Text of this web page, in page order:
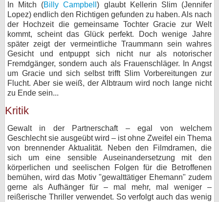
In Mitch (Billy Campbell) glaubt Kellerin Slim (Jennifer
Lopez) endlich den Richtigen gefunden zu haben. Als nach
der Hochzeit die gemeinsame Tochter Gracie zur Welt
kommt, scheint das Glück perfekt. Doch wenige Jahre
später zeigt der vermeintliche Traummann sein wahres
Gesicht und entpuppt sich nicht nur als notorischer
Fremdgänger, sondern auch als Frauenschläger. In Angst
um Gracie und sich selbst trifft Slim Vorbereitungen zur
Flucht. Aber sie weiß, der Albtraum wird noch lange nicht
zu Ende sein...
Kritik
Gewalt in der Partnerschaft – egal von welchem
Geschlecht sie ausgeübt wird – ist ohne Zweifel ein Thema
von brennender Aktualität. Neben den Filmdramen, die
sich um eine sensible Auseinandersetzung mit den
körperlichen und seelischen Folgen für die Betroffenen
bemühen, wird das Motiv "gewalttätiger Ehemann" zudem
gerne als Aufhänger für – mal mehr, mal weniger –
reißerische Thriller verwendet. So verfolgt auch das wenig
Kontakt
Nutzungsbedingungen
Datenschutz
Cookie-Einstellungen